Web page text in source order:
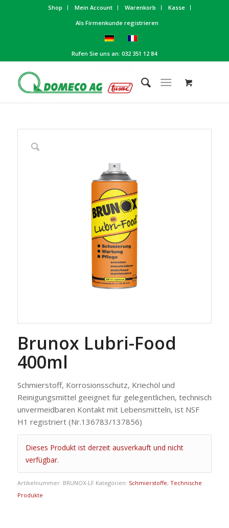
Shop Mein Account Warenkorb
Kasse
Als Firmenkunde registrieren
Rufen Sie uns an: 032 351 12 84
Brunox Lubri-Food
400ml
Schmierstoff, Korrosionsschutz, Kriechöl und
Reinigungsmittel geeignet für gelegentlichen, technisch
unvermeidbaren Kontakt mit Lebensmitteln, ist NSF
H1 registriert (Nr.136783/137856)
Dieses Produkt ist derzeit ausverkauft und nicht
verfügbar.
Artikelnummer: BRUNOX-LF Kategorien: Schmierstoffe, Technische
Produkte